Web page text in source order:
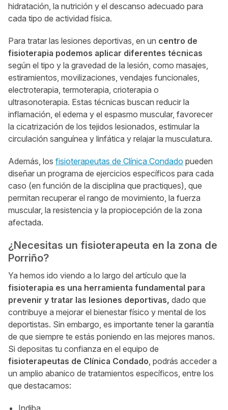
hidratación, la nutrición y el descanso adecuado para
cada tipo de actividad física.
Para tratar las lesiones deportivas, en un centro de
fisioterapia podemos aplicar diferentes técnicas
según el tipo y la gravedad de la lesión, como masajes,
estiramientos, movilizaciones, vendajes funcionales,
electroterapia, termoterapia, crioterapia o
ultrasonoterapia. Estas técnicas buscan reducir la
inflamación, el edema y el espasmo muscular, favorecer
la cicatrización de los tejidos lesionados, estimular la
circulación sanguínea y linfática y relajar la musculatura.
Además, los fisioterapeutas de Clínica Condado pueden
diseñar un programa de ejercicios específicos para cada
caso (en función de la disciplina que practiques), que
permitan recuperar el rango de movimiento, la fuerza
muscular, la resistencia y la propiocepción de la zona
afectada.
¿Necesitas un fisioterapeuta en la zona de
Porriño?
Ya hemos ido viendo a lo largo del artículo que la
fisioterapia es una herramienta fundamental para
prevenir y tratar las lesiones deportivas, dado que
contribuye a mejorar el bienestar físico y mental de los
deportistas. Sin embargo, es importante tener la garantía
de que siempre te estás poniendo en las mejores manos.
Si depositas tu confianza en el equipo de
fisioterapeutas de Clínica Condado , podrás acceder a
un amplio abanico de tratamientos específicos, entre los
que destacamos:
Indiba